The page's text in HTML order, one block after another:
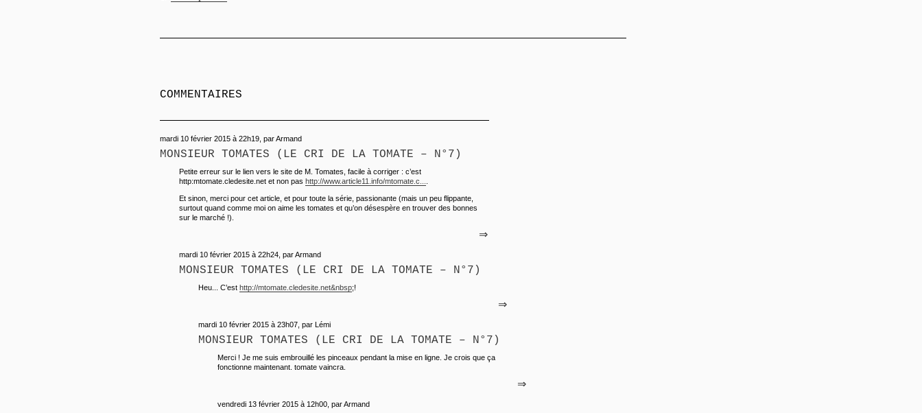
COMMENTAIRES
mardi 10 février 2015 à 22h19, par Armand
MONSIEUR TOMATES (LE CRI DE LA TOMATE – N°7)
Petite erreur sur le lien vers le site de M. Tomates, facile à corriger : c’est
http:mtomate.cledesite.net et non pas http://www.article11.info/mtomate.c...
Et sinon, merci pour cet article, et pour toute la série, passionante (mais un peu flippante,
surtout quand comme moi on aime les tomates et qu’on désespère en trouver des bonnes
sur le marché !).
⇒
mardi 10 février 2015 à 22h24, par Armand
MONSIEUR TOMATES (LE CRI DE LA TOMATE – N°7)
Heu... C’est http://mtomate.cledesite.net&nbsp;!
⇒
mardi 10 février 2015 à 23h07, par Lémi
MONSIEUR TOMATES (LE CRI DE LA TOMATE – N°7)
Merci ! Je me suis embrouillé les pinceaux pendant la mise en ligne. Je crois que ça
fonctionne maintenant. tomate vaincra.
⇒
vendredi 13 février 2015 à 12h00, par Armand